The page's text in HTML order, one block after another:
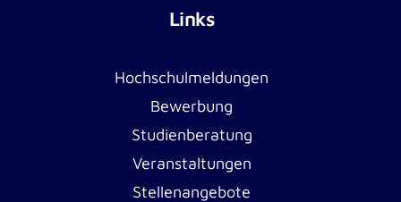
Links
Hochschulmeldungen
Bewerbung
Studienberatung
Veranstaltungen
Stellenangebote